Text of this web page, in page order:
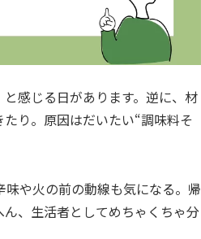
感じる日があります。逆に、材
り。原因はだいたい“調味料そ
や火の前の動線も気になる。帰
、生活者としてめちゃくちゃ分